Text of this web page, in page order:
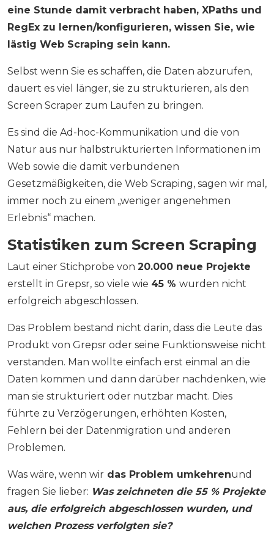
eine Stunde damit verbracht haben, XPaths und
RegEx zu lernen/konfigurieren, wissen Sie, wie
lästig Web Scraping sein kann.
Selbst wenn Sie es schaffen, die Daten abzurufen,
dauert es viel länger, sie zu strukturieren, als den
Screen Scraper zum Laufen zu bringen.
Es sind die Ad-hoc-Kommunikation und die von
Natur aus nur halbstrukturierten Informationen im
Web sowie die damit verbundenen
Gesetzmäßigkeiten, die Web Scraping, sagen wir mal,
immer noch zu einem „weniger angenehmen
Erlebnis“ machen.
Statistiken zum Screen Scraping
Laut einer Stichprobe von 20.000 neue Projekte
erstellt in Grepsr, so viele wie 45 % wurden nicht
erfolgreich abgeschlossen.
Das Problem bestand nicht darin, dass die Leute das
Produkt von Grepsr oder seine Funktionsweise nicht
verstanden. Man wollte einfach erst einmal an die
Daten kommen und dann darüber nachdenken, wie
man sie strukturiert oder nutzbar macht. Dies
führte zu Verzögerungen, erhöhten Kosten,
Fehlern bei der Datenmigration und anderen
Problemen.
Was wäre, wenn wir das Problem umkehrenund
fragen Sie lieber: Was zeichneten die 55 % Projekte
aus, die erfolgreich abgeschlossen wurden, und
welchen Prozess verfolgten sie?